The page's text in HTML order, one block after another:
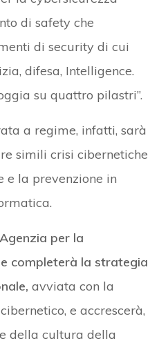
di safety che
di security di cui
difesa, Intelligence.
su quattro pilastri”.
a regime, infatti, sarà
simili crisi cibernetiche
e la prevenzione in
per la
completerà la strategia
avviata con la
e accrescerà,
della cultura della